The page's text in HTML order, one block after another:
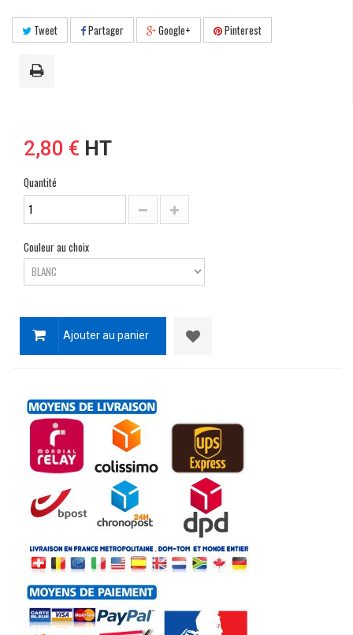
Tweet Partager Google+ Pinterest
2,80 € HT
Quantité
Couleur au choix
Ajouter au panier